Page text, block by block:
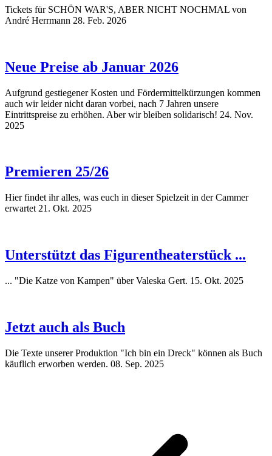
Tickets für SCHÖN WAR'S, ABER NICHT NOCHMAL von
André Herrmann 28. Feb. 2026
Neue Preise ab Januar 2026
Aufgrund gestiegener Kosten und Fördermittelkürzungen kommen
auch wir leider nicht daran vorbei, nach 7 Jahren unsere
Eintrittspreise zu erhöhen. Aber wir bleiben solidarisch! 24. Nov.
2025
Premieren 25/26
Hier findet ihr alles, was euch in dieser Spielzeit in der Cammer
erwartet 21. Okt. 2025
Unterstützt das Figurentheaterstück ...
... "Die Katze von Kampen" über Valeska Gert. 15. Okt. 2025
Jetzt auch als Buch
Die Texte unserer Produktion "Ich bin ein Dreck" können als Buch
käuflich erworben werden. 08. Sep. 2025